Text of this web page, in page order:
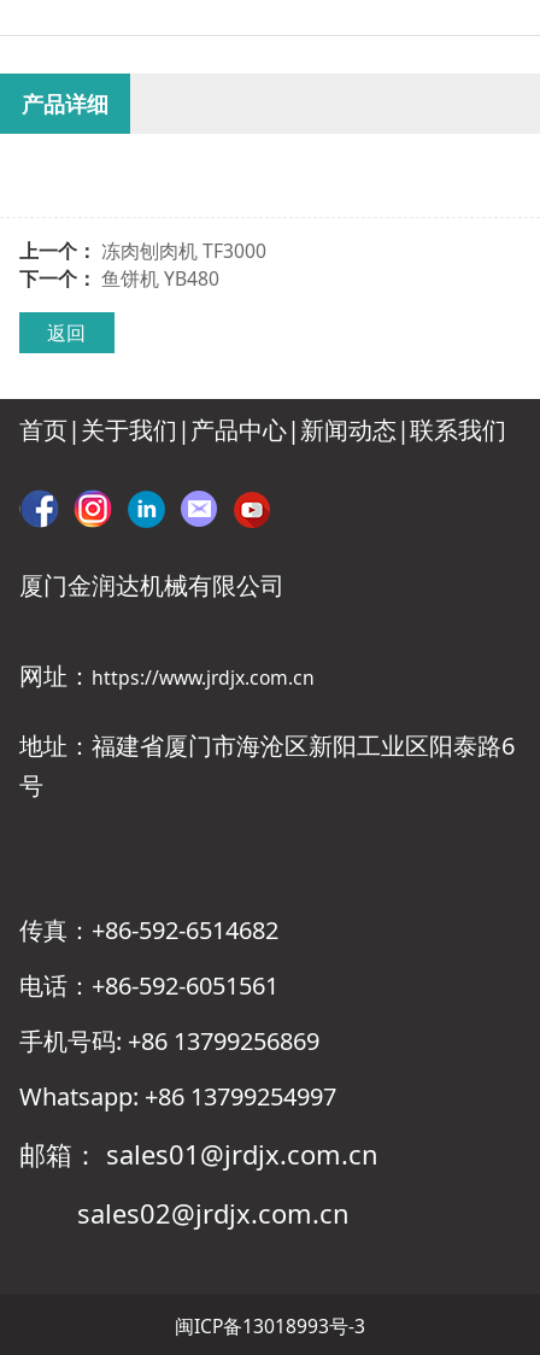
产品详细
上一个： 冻肉刨肉机 TF3000
下一个： 鱼饼机 YB480
返回
首页|关于我们 |产品中心|新闻动态|联系我们
厦门金润达机械有限公司
网址： https://www.jrdjx.com.cn
地址：福建省厦门市海沧区新阳工业区阳泰路6
号
传真：+86-592-6514682
电话：+86-592-6051561
手机号码: +86 13799256869
Whatsapp: +86 13799254997
邮箱： sales01@jrdjx.com.cn
sales02@jrdjx.com.cn
闽ICP备13018993号-3